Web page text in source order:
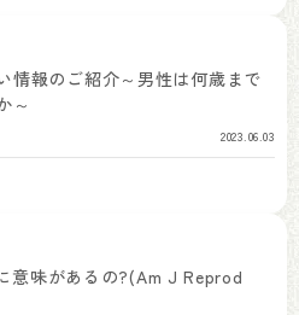
情報のご紹介～男性は何歳まで
～
2023.06.03
意味があるの?(Am J Reprod